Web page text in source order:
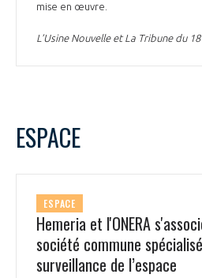
mise en œuvre.
L’Usine Nouvelle et La Tribune du
ESPACE
ESPACE
Hemeria et l'ONERA
société commune
surveillance de l’espace